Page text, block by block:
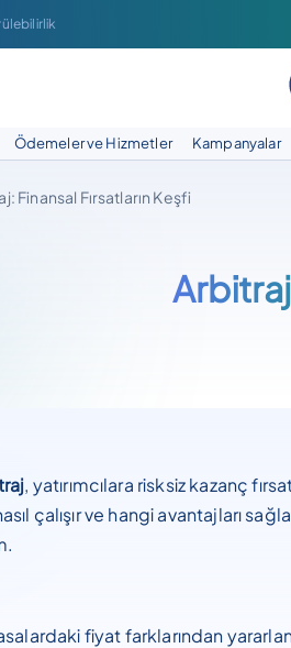
Ödemeler ve Hizmetler Kampanyalar
Finansal Fırsatların Keşfi
, yatırımcılara risksiz kazanç
çalışır ve hangi avantajları
fiyat farklarından